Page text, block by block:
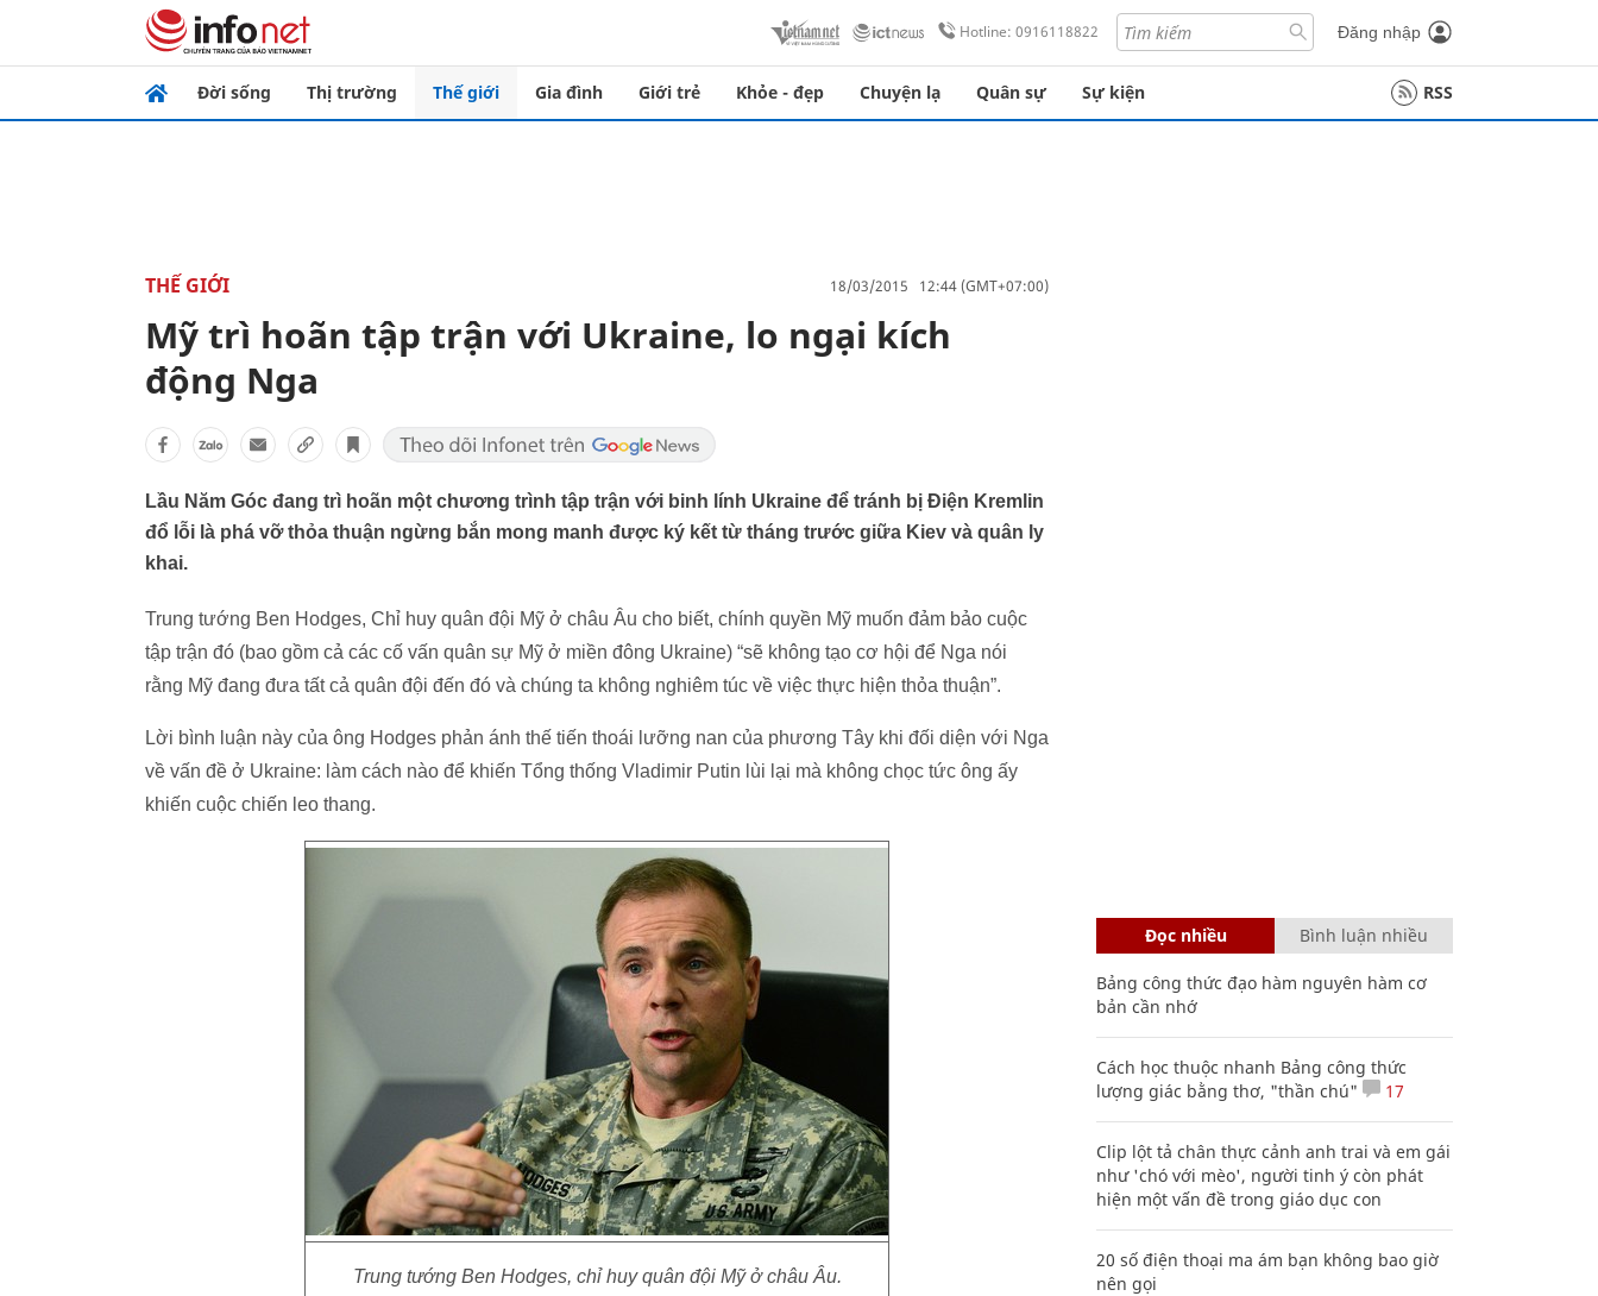
Hotline: 0916118822 Đăng nhập
Đời sống Thị trường Thế giới Gia đình Giới trẻ Khỏe - đẹp Chuyện lạ Quân sự Sự kiện RSS
THẾ GIỚI 18/03/2015 12:44 (GMT+07:00)
Mỹ trì hoãn tập trận với Ukraine, lo ngại kích
động Nga
Lầu Năm Góc đang trì hoãn một chương trình tập trận với binh lính Ukraine để tránh bị Điện Kremlin
đổ lỗi là phá vỡ thỏa thuận ngừng bắn mong manh được ký kết từ tháng trước giữa Kiev và quân ly
khai.
Trung tướng Ben Hodges, Chỉ huy quân đội Mỹ ở châu Âu cho biết, chính quyền Mỹ muốn đảm bảo cuộc
tập trận đó (bao gồm cả các cố vấn quân sự Mỹ ở miền đông Ukraine) “sẽ không tạo cơ hội để Nga nói
rằng Mỹ đang đưa tất cả quân đội đến đó và chúng ta không nghiêm túc về việc thực hiện thỏa thuận”.
Lời bình luận này của ông Hodges phản ánh thế tiến thoái lưỡng nan của phương Tây khi đối diện với Nga
về vấn đề ở Ukraine: làm cách nào để khiến Tổng thống Vladimir Putin lùi lại mà không chọc tức ông ấy
khiến cuộc chiến leo thang.
Trung tướng Ben Hodges, chỉ huy quân đội Mỹ ở châu Âu.
Đọc nhiều Bình luận nhiều
Bảng công thức đạo hàm nguyên hàm cơ
bản cần nhớ
Cách học thuộc nhanh Bảng công thức
lượng giác bằng thơ, "thần chú"
17
Clip lột tả chân thực cảnh anh trai và em gái
như 'chó với mèo', người tinh ý còn phát
hiện một vấn đề trong giáo dục con
20 số điện thoại ma ám bạn không bao giờ
nên gọi